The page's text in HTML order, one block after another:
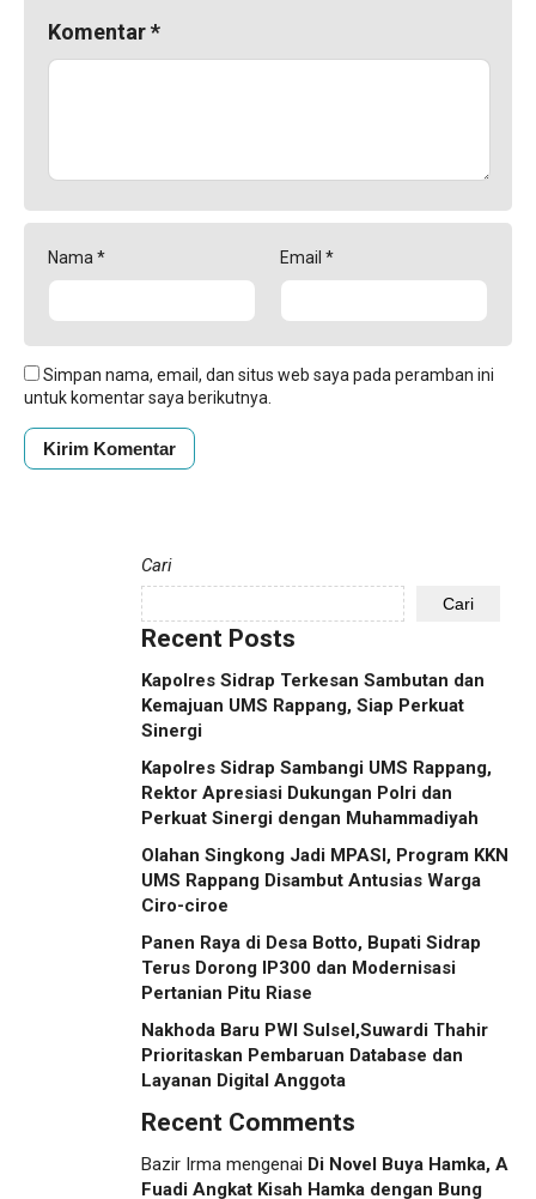
Komentar*
Nama* Email *
Simpan nama, email, dan situs web saya pada peramban ini
untuk komentar saya berikutnya.
Cari
Cari
Recent Posts
Kapolres Sidrap Terkesan Sambutan dan
Kemajuan UMS Rappang, Siap Perkuat
Sinergi
Kapolres Sidrap Sambangi UMS Rappang,
Rektor Apresiasi Dukungan Polri dan
Perkuat Sinergi dengan Muhammadiyah
Olahan Singkong Jadi MPASI, Program KKN
UMS Rappang Disambut Antusias Warga
Ciro-ciroe
Panen Raya di Desa Botto, Bupati Sidrap
Terus Dorong IP300 dan Modernisasi
Pertanian Pitu Riase
Nakhoda Baru PWI Sulsel,Suwardi Thahir
Prioritaskan Pembaruan Database dan
Layanan Digital Anggota
Recent Comments
Bazir Irma mengenai Di Novel Buya Hamka, A
Fuadi Angkat Kisah Hamka dengan Bung